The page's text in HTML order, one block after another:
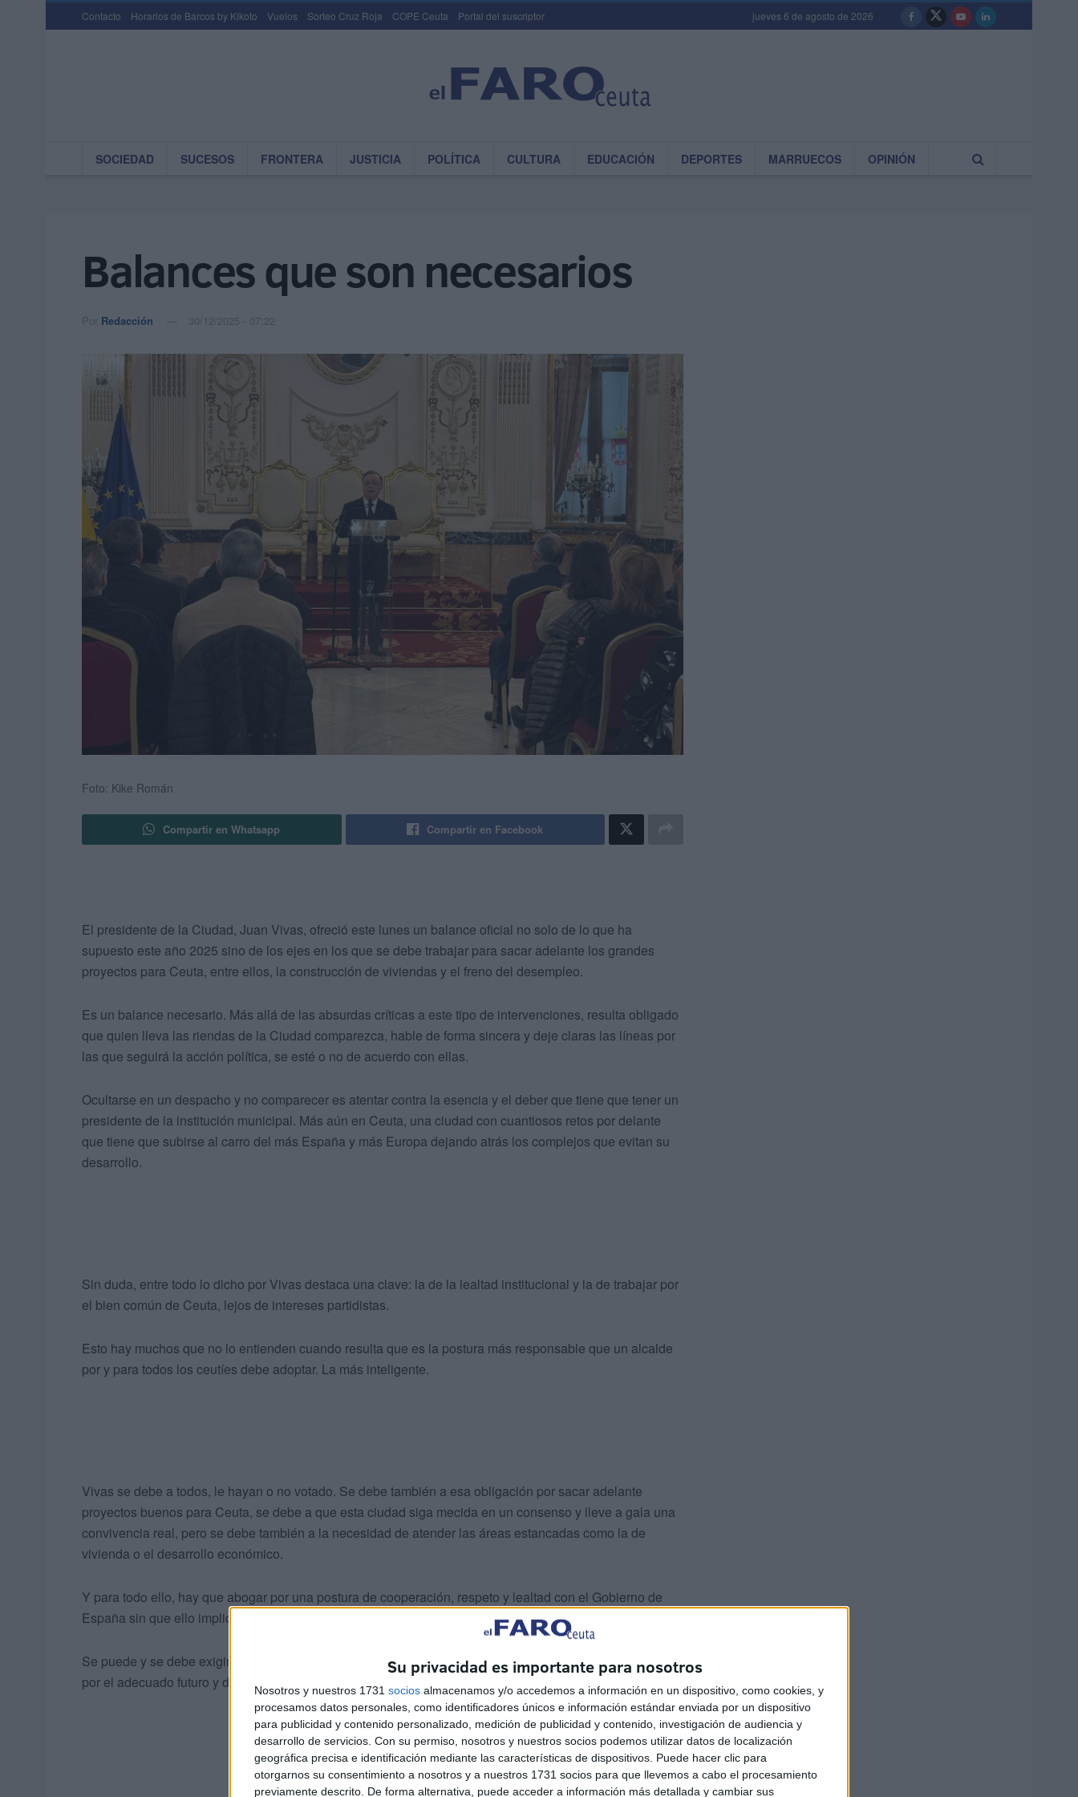
Su privacidad es importante para nosotros
Nosotros y nuestros 1731 socios almacenamos y/o accedemos a información en un dispositivo, como cookies, y
procesamos datos personales, como identificadores únicos e información estándar enviada por un dispositivo
para publicidad y contenido personalizado, medición de publicidad y contenido, investigación de audiencia y
desarrollo de servicios. Con su permiso, nosotros y nuestros socios podemos utilizar datos de localización
geográfica precisa e identificación mediante las características de dispositivos. Puede hacer clic para
otorgarnos su consentimiento a nosotros y a nuestros 1731 socios para que llevemos a cabo el procesamiento
previamente descrito. De forma alternativa, puede acceder a información más detallada y cambiar sus
Contacto Horarios de Barcos by Kikoto Vuelos Sorteo Cruz Roja COPE Ceuta Portal del suscriptor jueves 6 de agosto de 2026
SOCIEDAD SUCESOS FRONTERA JUSTICIA POLÍTICA CULTURA EDUCACIÓN DEPORTES MARRUECOS OPINIÓN
Balances que son necesarios
Por Redacción 30/12/2025 - 07:22
Foto: Kike Román
Compartir en Whatsapp Compartir en Facebook
El presidente de la Ciudad, Juan Vivas, ofreció este lunes un balance oficial no solo de lo que ha
supuesto este año 2025 sino de los ejes en los que se debe trabajar para sacar adelante los grandes
proyectos para Ceuta, entre ellos, la construcción de viviendas y el freno del desempleo.
Es un balance necesario. Más allá de las absurdas críticas a este tipo de intervenciones, resulta obligado
que quien lleva las riendas de la Ciudad comparezca, hable de forma sincera y deje claras las líneas por
las que seguirá la acción política, se esté o no de acuerdo con ellas.
Ocultarse en un despacho y no comparecer es atentar contra la esencia y el deber que tiene que tener un
presidente de la institución municipal. Más aún en Ceuta, una ciudad con cuantiosos retos por delante
que tiene que subirse al carro del más España y más Europa dejando atrás los complejos que evitan su
desarrollo.
Sin duda, entre todo lo dicho por Vivas destaca una clave: la de la lealtad institucional y la de trabajar por
el bien común de Ceuta, lejos de intereses partidistas.
Esto hay muchos que no lo entienden cuando resulta que es la postura más responsable que un alcalde
por y para todos los ceutíes debe adoptar. La más inteligente.
Vivas se debe a todos, le hayan o no votado. Se debe también a esa obligación por sacar adelante
proyectos buenos para Ceuta, se debe a que esta ciudad siga mecida en un consenso y lleve a gala una
convivencia real, pero se debe también a la necesidad de atender las áreas estancadas como la de
vivienda o el desarrollo económico.
Y para todo ello, hay que abogar por una postura de cooperación, respeto y lealtad con el Gobierno de
España sin que ello implique callar o no protestar si es necesario.
Se puede y se debe exigir, pero sin buscar enfrentamientos más propios de egos sin sentido que de mirar
por el adecuado futuro y desarrollo para Ceuta.